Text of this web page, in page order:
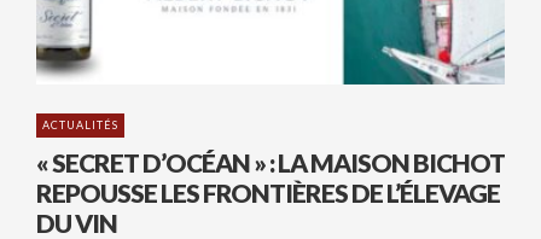
ACTUALITÉS
« SECRET D’OCÉAN » : LA MAISON BICHOT
REPOUSSE LES FRONTIÈRES DE L’ÉLEVAGE
DU VIN